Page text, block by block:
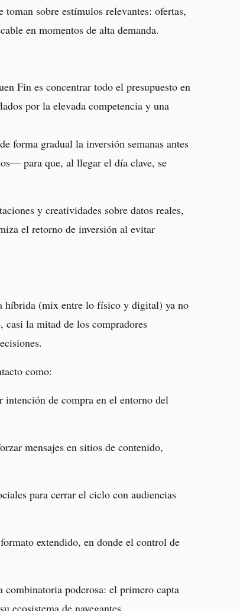
sobre estímulos relevantes: ofertas,
en momentos de alta demanda.
Fin es concentrar todo el presupuesto en
por la elevada competencia y una
forma gradual la inversión semanas antes
para que, al llegar el día clave, se
y creatividades sobre datos reales,
el retorno de inversión al evitar
híbrida (mix entre lo físico y digital) ya no
casi la mitad de los compradores
como:
intención de compra en el entorno del
mensajes en sitios de contenido,
para cerrar el ciclo con audiencias
extendido, en donde el control de
poderosa: el primero capta
ecosistema de navegantes.